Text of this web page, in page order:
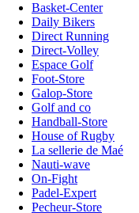
Basket-Center
Daily Bikers
Direct Running
Direct-Volley
Espace Golf
Foot-Store
Galop-Store
Golf and co
Handball-Store
House of Rugby
La sellerie de Maé
Nauti-wave
On-Fight
Padel-Expert
Pecheur-Store